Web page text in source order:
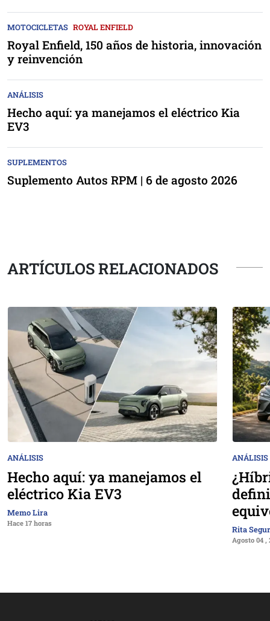
MOTOCICLETAS ROYAL ENFIELD
Royal Enfield, 150 años de historia, innovación
y reinvención
ANÁLISIS
Hecho aquí: ya manejamos el eléctrico Kia
EV3
SUPLEMENTOS
Suplemento Autos RPM | 6 de agosto 2026
ARTÍCULOS RELACIONADOS
ANÁLISIS
Hecho aquí: ya manejamos el
eléctrico Kia EV3
Memo Lira
Hace 17 horas
ANÁLISIS
Rita
Agosto 04 ,